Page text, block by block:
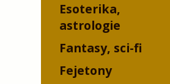
Esoterika,
astrologie
Fantasy, sci-fi
Fejetony